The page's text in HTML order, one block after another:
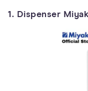
1. Dispenser